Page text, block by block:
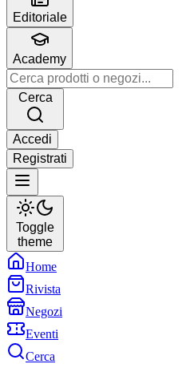
Editoriale
Academy
Accedi
Registrati
Toggle
theme
Home
Rivista
Negozi
Eventi
Cerca